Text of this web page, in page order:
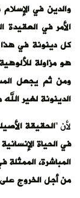
والدين في
الأمر في
كل دينونة في هذا
هو مزاولة
ومن ثم يجعل
الدينونة لغير
لأن “الحقيقة
في الحياة
المباشرة،
من أجل الخروج